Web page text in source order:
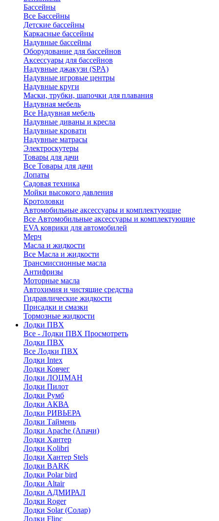
Бассейны
Все Бассейны
Детские бассейны
Каркасные бассейны
Надувные бассейны
Оборудование для бассейнов
Аксессуары для бассейнов
Надувные джакузи (SPA)
Надувные игровые центры
Надувные круги
Маски, трубки, шапочки для плавания
Надувная мебель
Все Надувная мебель
Надувные диваны и кресла
Надувные кровати
Надувные матрасы
Электроскутеры
Товары для дачи
Все Товары для дачи
Лопаты
Садовая техника
Мойки высокого давления
Кротоловки
Автомобильные аксессуары и комплектующие
Все Автомобильные аксессуары и комплектующие
EVA коврики для автомобилей
Мерч
Масла и жидкости
Все Масла и жидкости
Трансмиссионные масла
Антифризы
Моторные масла
Автохимия и чистящие средства
Гидравлические жидкости
Присадки и смазки
Тормозные жидкости
Лодки ПВХ
Все - Лодки ПВХ Просмотреть
Лодки ПВХ
Все Лодки ПВХ
Лодки Intex
Лодки Ковчег
Лодки ЛОЦМАН
Лодки Пилот
Лодки Румб
Лодки АКВА
Лодки РИВЬЕРА
Лодки Таймень
Лодки Apache (Апачи)
Лодки Хантер
Лодки Kolibri
Лодки Хантер Stels
Лодки BARK
Лодки Polar bird
Лодки Altair
Лодки АДМИРАЛ
Лодки Roger
Лодки Solar (Солар)
Лодки Flinc